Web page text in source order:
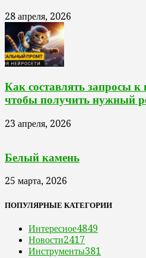
28 апреля, 2026
Как составлять запросы к
чтобы получить нужный
23 апреля, 2026
Белый камень
25 марта, 2026
ПОПУЛЯРНЫЕ КАТЕГОРИИ
Интересное4849
Новости2417
Инструменты381